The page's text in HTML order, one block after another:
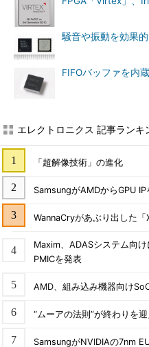
騒音や振動を効果
FIFOバッファを内
エレクトロニクス 記事ランキ
「超解像技術」の進化
SamsungがAMDからGPU
WannaCryがあぶり出した
Maxim、ADASシステム向
PMICを発表
AMD、組み込み機器向け
“ムーアの法則”が終わりを
SamsungがNVIDIAの7nm